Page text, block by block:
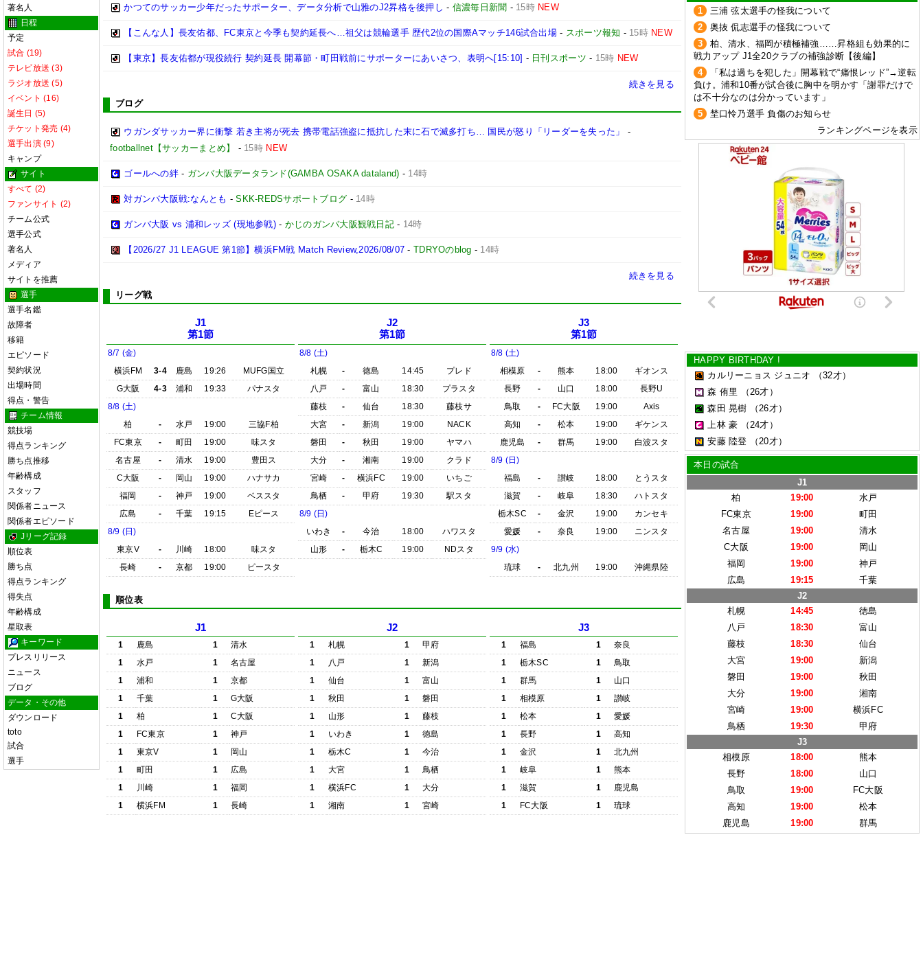
著名人
日程
予定
試合 (19)
テレビ放送 (3)
ラジオ放送 (5)
イベント (16)
誕生日 (5)
チケット発売 (4)
選手出演 (9)
キャンプ
サイト
すべて (2)
ファンサイト (2)
チーム公式
選手公式
著名人
メディア
サイトを推薦
選手
選手名鑑
故障者
移籍
エピソード
契約状況
出場時間
得点・警告
チーム情報
競技場
得点ランキング
勝ち点推移
年齢構成
スタッフ
関係者ニュース
関係者エピソード
Jリーグ記録
順位表
勝ち点
得点ランキング
得失点
年齢構成
星取表
キーワード
プレスリリース
ニュース
ブログ
データ・その他
ダウンロード
toto
試合
選手
かつてのサッカー少年だったサポーター、データ分析で山雅のJ2昇格を後押し - 信濃毎日新聞 - 15時 NEW
【こんな人】長友佑都、FC東京と今季も契約延長へ…祖父は競輪選手 歴代2位の国際Aマッチ146試合出場- スポーツ報知 - 15時 NEW
【東京】長友佑都が現役続行 契約延長 開幕節・町田戦前にサポーターにあいさつ、表明へ[15:10] - 日刊スポーツ - 15時 NEW
続きを見る
ブログ
ウガンダサッカー界に衝撃 若き主将が死去 携帯電話強盗に抵抗した末に石で滅多打ち… 国民が怒り「リーダーを失った」
-
footballnet【サッカーまとめ】
- 15時 NEW
ゴールへの絆- ガンバ大阪データランド(GAMBA OSAKA dataland) - 14時
対ガンバ大阪戦:なんとも -SKK-REDSサポートブログ - 14時
ガンバ大阪 vs 浦和レッズ (現地参戦)- かじのガンバ大阪観戦日記- 14時
【2026/27 J1 LEAGUE 第1節】横浜FM戦 Match Review,2026/08/07 - TDRYOのblog - 14時
続きを見る
リーグ戦
J1
第1節
8/7 (金)
横浜FM
3-4 鹿島 19:26
MUFG国立
G大阪
4-3 浦和 19:33
パナスタ
8/8 (土)
柏
- 水戸 19:00
三協F柏
FC東京
- 町田 19:00
味スタ
名古屋
- 清水 19:00
豊田ス
C大阪
- 岡山 19:00
ハナサカ
福岡
- 神戸 19:00
ベススタ
広島
- 千葉 19:15
Eピース
8/9 (日)
東京V
- 川崎 18:00
味スタ
長崎
- 京都 19:00 ピースタ
J2
第1節
8/8 (土)
札幌
- 徳島 14:45
プレド
八戸
- 富山 18:30
プラスタ
藤枝
- 仙台 18:30
藤枝サ
大宮
- 新潟 19:00
NACK
磐田
- 秋田 19:00
ヤマハ
大分
- 湘南 19:00
クラド
宮崎
- 横浜FC 19:00
いちご
鳥栖
- 甲府 19:30
駅スタ
8/9 (日)
いわき
- 今治 18:00
ハワスタ
山形
- 栃木C 19:00 NDスタ
J3
第1節
8/8 (土)
相模原
- 熊本 18:00
ギオンス
長野
- 山口 18:00
長野U
鳥取
- FC大阪 19:00
Axis
高知
- 松本 19:00
ギケンス
鹿児島
- 群馬 19:00
白波スタ
8/9 (日)
福島
- 讃岐 18:00
とうスタ
滋賀
- 岐阜 18:30
ハトスタ
栃木SC
- 金沢 19:00
カンセキ
愛媛
- 奈良 19:00
ニンスタ
9/9 (水)
琉球
- 北九州 19:00 沖縄県陸
順位表
J1
1 鹿島 1
清水
1
水戸 1
名古屋
1
浦和 1
京都
1
千葉 1
G大阪
1
柏 1
C大阪
1
FC東京 1
神戸
1
東京V 1
岡山
1
町田 1
広島
1
川崎 1
福岡
1
横浜FM 1 長崎
J2
1 札幌 1
甲府
1
八戸 1
新潟
1
仙台 1
富山
1
秋田 1
磐田
1
山形 1
藤枝
1
いわき 1
徳島
1
栃木C 1
今治
1
大宮 1
鳥栖
1
横浜FC 1
大分
1
湘南 1 宮崎
J3
1 福島 1
奈良
1
栃木SC 1
鳥取
1
群馬 1
山口
1
相模原 1
讃岐
1
松本 1
愛媛
1
長野 1
高知
1
金沢 1
北九州
1
岐阜 1
熊本
1
滋賀 1
鹿児島
1
FC大阪 1 琉球
1
三浦 弦太選手の怪我について
2
奥抜 侃志選手の怪我について
3
柏、清水、福岡が積極補強……昇格組も効果的に
戦力アップ J1全20クラブの補強診断【後編】
4
「私は過ちを犯した」開幕戦で“痛恨レッド”→逆転
負け。浦和10番が試合後に胸中を明かす「謝罪だけで
は不十分なのは分かっています」
5
埜口怜乃選手 負傷のお知らせ
ランキングページを表示
HAPPY BIRTHDAY !
カルリーニョス ジュニオ
（32才）
森 侑里
（26才）
森田 晃樹
（26才）
上林 豪
（24才）
安藤 陸登
（20才）
本日の試合
J1
柏
19:00
水戸
FC東京
19:00
町田
名古屋
19:00
清水
C大阪
19:00
岡山
福岡
19:00
神戸
広島
19:15
千葉
J2
札幌
14:45
徳島
八戸
18:30
富山
藤枝
18:30
仙台
大宮
19:00
新潟
磐田
19:00
秋田
大分
19:00
湘南
宮崎
19:00
横浜FC
鳥栖
19:30
甲府
J3
相模原
18:00
熊本
長野
18:00
山口
鳥取
19:00
FC大阪
高知
19:00
松本
鹿児島
19:00 群馬